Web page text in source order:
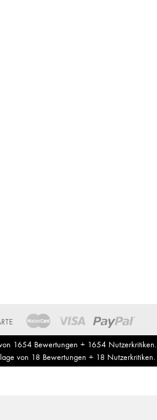
1654 Bewertungen + 1654 Nutzerkritiken.
von 18 Bewertungen + 18 Nutzerkritiken.